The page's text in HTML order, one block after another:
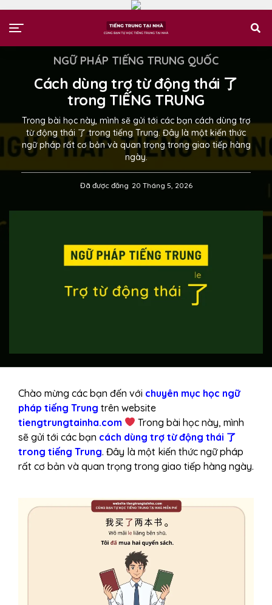
NGỮ PHÁP TIẾNG TRUNG QUỐC
Cách dùng trợ từ động thái 了
trong TIẾNG TRUNG
Trong bài học này, mình sẽ gửi tới các bạn cách dùng trợ
từ động thái 了 trong tiếng Trung. Đây là một kiến thức
ngữ pháp rất cơ bản và quan trọng trong giao tiếp hàng
ngày.
Đã được đăng 20 Tháng 5, 2026
Chào mừng các bạn đến với chuyên mục học ngữ
pháp tiếng Trung trên website
tiengtrungtainha.com
Trong bài học này, mình
sẽ gửi tới các bạn cách dùng trợ từ động thái 了
trong tiếng Trung. Đây là một kiến thức ngữ pháp
rất cơ bản và quan trọng trong giao tiếp hàng ngày.